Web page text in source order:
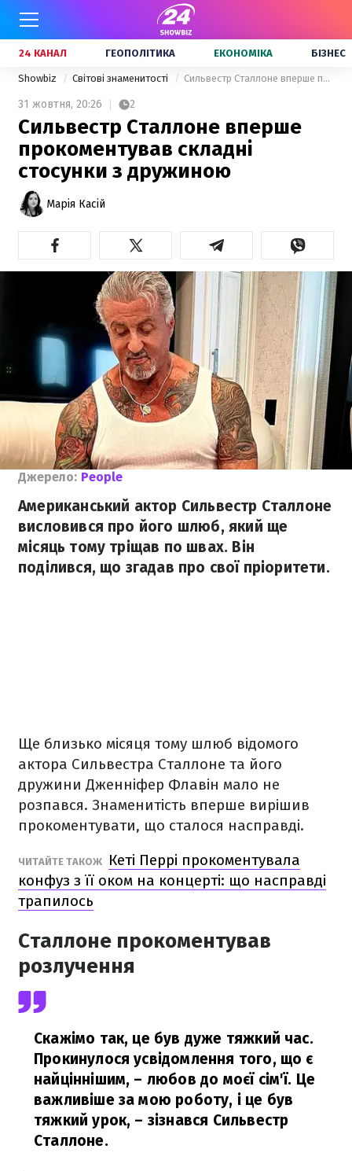
24 КАНАЛ ГЕОПОЛІТИКА ЕКОНОМІКА БІЗНЕС
Showbiz Світові знаменитості Сильвестр Сталлоне вперше прокоментував складні стосунки з дружиною
31 жовтня, 20:26 2
Сильвестр Сталлоне вперше
прокоментував складні
стосунки з дружиною
Марія Касій
Джерело: People
Американський актор Сильвестр Сталлоне
висловився про його шлюб, який ще
місяць тому тріщав по швах. Він
поділився, що згадав про свої пріоритети.
Ще близько місяця тому шлюб відомого
актора Сильвестра Сталлоне та його
дружини Дженніфер Флавін мало не
розпався. Знаменитість вперше вирішив
прокоментувати, що сталося насправді.
ЧИТАЙТЕ ТАКОЖ
Кеті Перрі прокоментувала
конфуз з її оком на концерті: що насправді
трапилось
Сталлоне прокоментував
розлучення
Скажімо так, це був дуже тяжкий час.
Прокинулося усвідомлення того, що є
найціннішим, – любов до моєї сім'ї. Це
важливіше за мою роботу, і це був
тяжкий урок, – зізнався Сильвестр
Сталлоне.